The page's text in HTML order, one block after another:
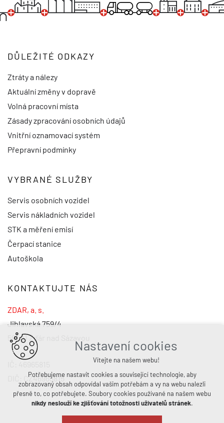
DŮLEŽITÉ ODKAZY
Ztráty a nálezy
Aktuální změny v dopravě
Volná pracovní místa
Zásady zpracování osobních údajů
Vnitřní oznamovací systém
Přepravní podmínky
VYBRANÉ SLUŽBY
Servis osobních vozidel
Servis nákladních vozidel
STK a měření emisí
Čerpací stanice
Autoškola
KONTAKTUJTE NÁS
ZDAR, a. s.
Jihlavská 759/4
591 01 Žďár nad Sázavou
DIČ: CZ46965815
Nastavení cookies
Vítejte na našem webu!
Potřebujeme nastavit cookies a související technologie, aby
zobrazovaný obsah odpovídal vašim potřebám a vy na webu nalezli
přesně to, co potřebujete. Soubory cookies používané na našem webu
nikdy neslouží ke zjišťování totožnosti uživatelů stránek.